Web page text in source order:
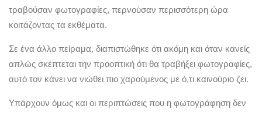
τραβούσαν φωτογραφίες, περνούσαν περισσότερη ώρα
κοιτάζοντας τα εκθέματα.
Σε ένα άλλο πείραμα, διαπιστώθηκε ότι ακόμη και όταν κανείς
απλώς σκέπτεται την προοπτική ότι θα τραβήξει φωτογραφίες,
αυτό τον κάνει να νιώθει πιο χαρούμενος με ό,τι καινούριο ζει.
Υπάρχουν όμως και οι περιπτώσεις που η φωτογράφηση δεν